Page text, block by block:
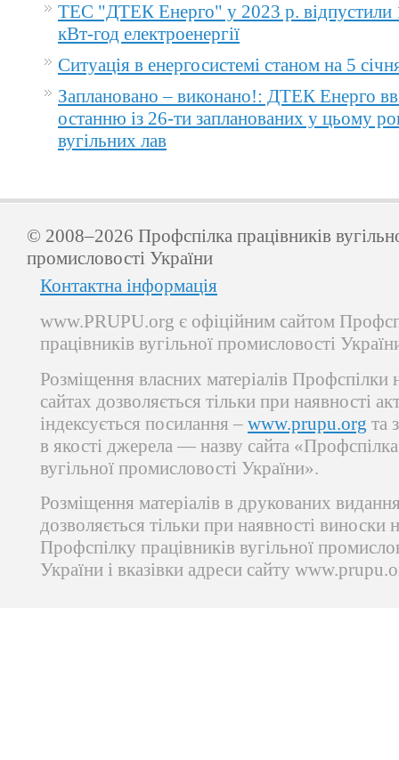
ТЕС "ДТЕК Енерго" у 2023 р. відпустили
кВт-год електроенергії
Ситуація в енергосистемі станом на 5
Заплановано – виконано!: ДТЕК Енерго
останню із 26-ти запланованих у цьому
вугільних лав
© 2008–2026 Профспілка працівників
промисловості України
Контактна інформація
www.PRUPU.org є офіційним сайтом
працівників вугільної промисловості
Розміщення власних матеріалів Профспілки
сайтах дозволяється тільки при наявності
індексується посилання – www.prupu.org та
в якості джерела — назву сайта «Профспілка
вугільної промисловості України».
Розміщення матеріалів в друкованих
дозволяється тільки при наявності виноски
Профспілку працівників вугільної
України і вказівки адреси сайту